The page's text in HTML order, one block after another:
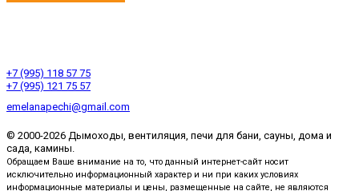
+7 (995) 118 57 75
+7 (995) 121 75 57
emelanapechi@gmail.com
© 2000-2026 Дымоходы, вентиляция, печи для бани, сауны, дома и
сада, камины.
Обращаем Ваше внимание на то, что данный интернет-сайт носит
исключительно информационный характер и ни при каких условиях
информационные материалы и цены, размещенные на сайте, не являются